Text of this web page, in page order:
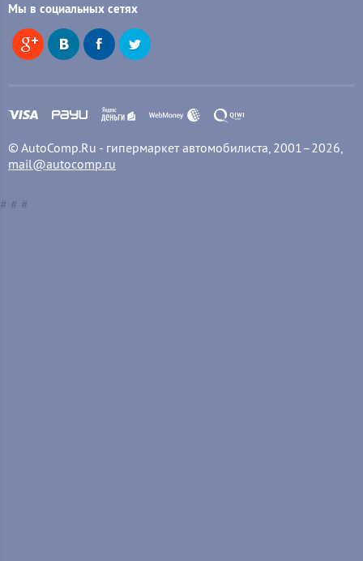
Мы в социальных сетях
© AutoComp.Ru - гипермаркет автомобилиста, 2001–2026,
mail@autocomp.ru
# # #